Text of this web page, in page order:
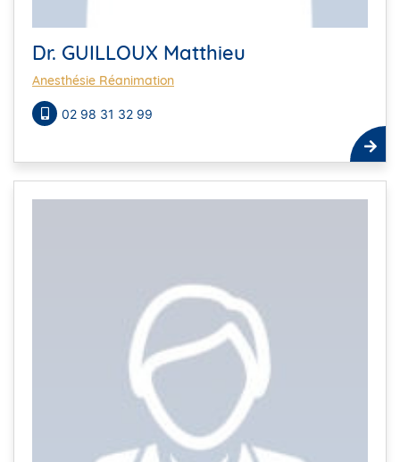
Dr. GUILLOUX Matthieu
Anesthésie Réanimation
02 98 31 32 99